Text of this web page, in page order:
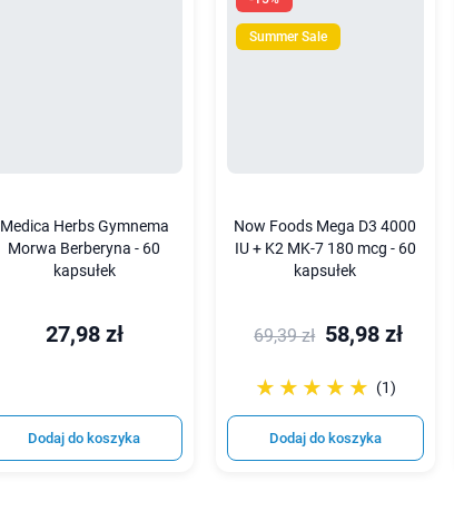
Medica Herbs Gymnema
Morwa Berberyna - 60
kapsułek
27,98 zł
Dodaj do koszyka
Summer Sale
Now Foods Mega D3 4000
IU + K2 MK-7 180 mcg - 60
kapsułek
69,39 zł 58,98 zł
☆☆☆☆☆
★★★★★ (1)
Dodaj do koszyka